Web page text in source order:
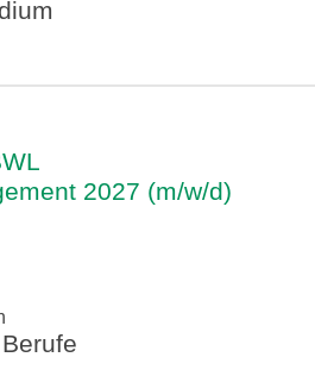
2027 (m/w/d)